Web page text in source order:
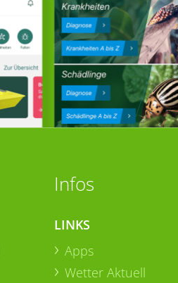
Infos
LINKS
Apps
Wetter Aktuell